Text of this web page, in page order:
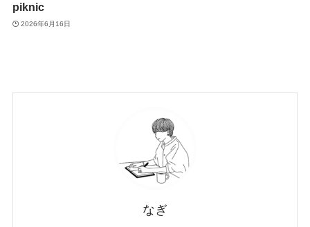
piknic
2026年6月16日
なぎ